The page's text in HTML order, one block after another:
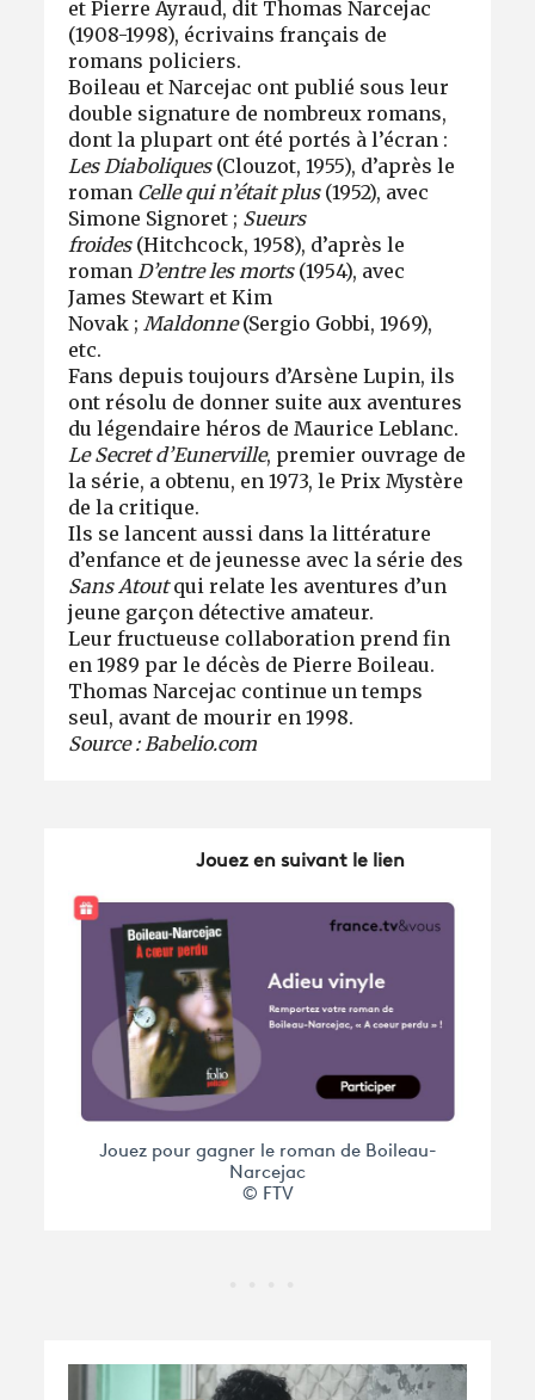
et Pierre Ayraud, dit Thomas Narcejac
(1908-1998), écrivains français de
romans policiers.
Boileau et Narcejac ont publié sous leur
double signature de nombreux romans,
dont la plupart ont été portés à l’écran :
Les Diaboliques(Clouzot, 1955), d’après le
roman Celle qui n’était plus(1952), avec
Simone Signoret ; Sueurs
froides(Hitchcock, 1958), d’après le
roman D’entre les morts(1954), avec
James Stewart et Kim
Novak ; Maldonne(Sergio Gobbi, 1969),
etc.
Fans depuis toujours d’Arsène Lupin, ils
ont résolu de donner suite aux aventures
du légendaire héros de Maurice Leblanc.
Le Secret d’Eunerville, premier ouvrage de
la série, a obtenu, en 1973, le Prix Mystère
de la critique.
Ils se lancent aussi dans la littérature
d’enfance et de jeunesse avec la série des
Sans Atoutqui relate les aventures d’un
jeune garçon détective amateur.
Leur fructueuse collaboration prend fin
en 1989 par le décès de Pierre Boileau.
Thomas Narcejac continue un temps
seul, avant de mourir en 1998.
Source : Babelio.com
Jouez en suivant le lien
Jouez pour gagner le roman de Boileau-
Narcejac
© FTV